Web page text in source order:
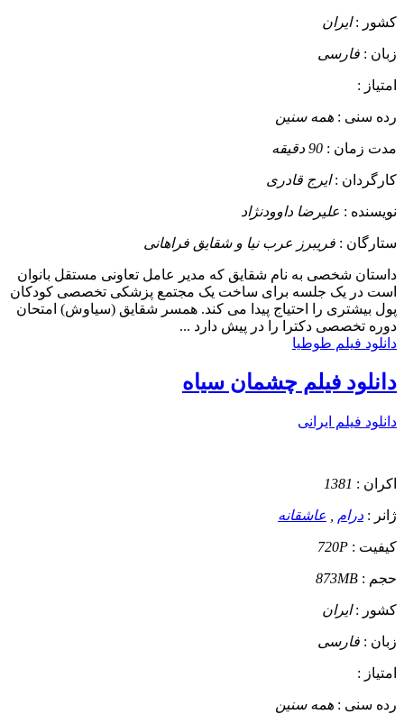
کشور :ایران
زبان : فارسی
امتیاز :
رده سنی : همه سنین
مدت زمان : 90 دقیقه
کارگردان :ایرج قادری
نویسنده : علیرضا داوودنژاد
ستارگان : فریبرز عرب نیا و شقایق فراهانی
داستان شخصی به نام شقایق که مدیر عامل تعاونی مستقل بانوان
است در یک جلسه برای ساخت یک مجتمع پزشکی تخصصی کودکان
پول بیشتری را احتیاج پیدا می کند. همسر شقایق (سیاوش) امتحان
دوره تخصصی دکترا را در پیش دارد ...
دانلود فیلم طوطیا
دانلود فیلم چشمان سیاه
دانلود فیلم ایرانی
اکران : 1381
ژانر : درام عاشقانه
کیفیت : 720P
حجم : 873MB
کشور :ایران
زبان : فارسی
امتیاز :
رده سنی : همه سنین